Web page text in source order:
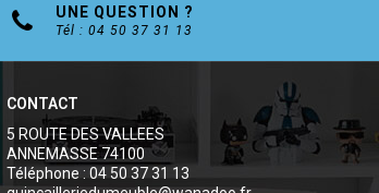
UNE QUESTION ?
Tél : 04 50 37 31 13
CONTACT
5 ROUTE DES VALLEES
ANNEMASSE 74100
Téléphone : 04 50 37 31 13